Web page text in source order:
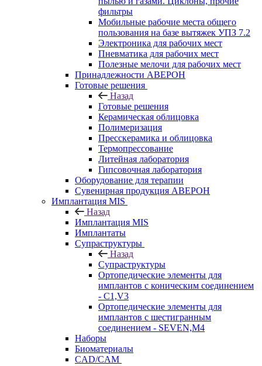
фильтры
Мобильные рабочие места общего
пользования на базе вытяжек УПЗ 7.2
Электроника для рабочих мест
Пневматика для рабочих мест
Полезные мелочи для рабочих мест
Принадлежности АВЕРОН
Готовые решения
Назад
Готовые решения
Керамическая облицовка
Полимеризация
Пресскерамика и облицовка
Термопрессование
Литейная лаборатория
Гипсовочная лаборатория
Оборудование для терапии
Сувенирная продукция АВЕРОН
Имплантация MIS
Назад
Имплантация MIS
Имплантаты
Супраструктуры
Назад
Супраструктуры
Ортопедические элементы для
имплантов с коническим соединением
- C1,V3
Ортопедические элементы для
имплантов с шестигранным
соединением - SEVEN,M4
Наборы
Биоматериалы
CAD/CAM